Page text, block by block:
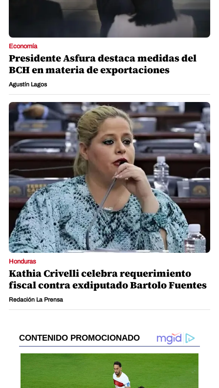
Economía
Presidente Asfura destaca medidas del
BCH en materia de exportaciones
Agustín Lagos
Honduras
Kathia Crivelli celebra requerimiento
fiscal contra exdiputado Bartolo Fuentes
Redación La Prensa